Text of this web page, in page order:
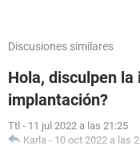
Discusiones similares
Hola, disculpen la
implantación?
Ttl - 11 jul 2022 a las 21:25
Karla - 10 oct 2022 a las